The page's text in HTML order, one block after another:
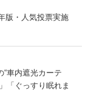
版・人気投票実施
車内遮光カーテ
「ぐっすり眠れま